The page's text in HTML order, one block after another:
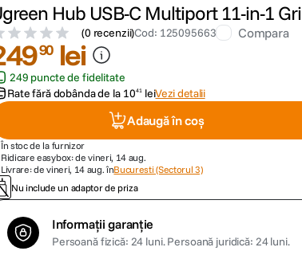
Hub USB-C Multiport 11-in-1 Gri
(0 recenzii)Cod: 125095663 Compara
90 lei
249 puncte de fidelitate
Rate fără dobânda de la 1041 leiVezi detalii
Adaugă în coș
În stoc de la furnizor
Ridicare easybox: de vineri, 14 aug.
Livrare: de vineri, 14 aug. înBucuresti (Sectorul 3)
Nu include un adaptor de priza
Informații garanție
Persoană fizică: 24 luni.Persoană juridică: 24 luni.